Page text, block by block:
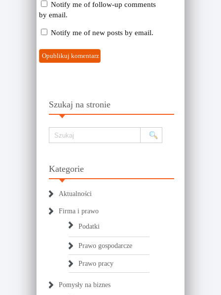
Notify me of follow-up comments
by email.
Notify me of new posts by email.
Szukaj na stronie
Kategorie
Aktualności
Firma i prawo
Podatki
Prawo gospodarcze
Prawo pracy
Pomysły na biznes